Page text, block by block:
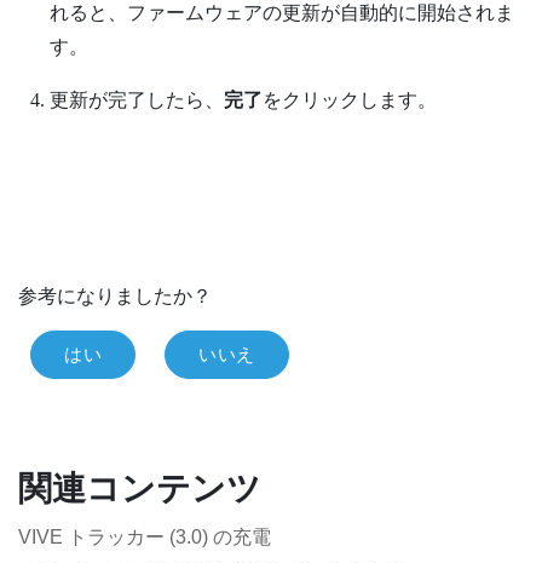
れると、ファームウェアの更新が自動的に開始されま
す。
更新が完了したら、 完了をクリックします。
参考になりましたか？
はい いいえ
関連コンテンツ
VIVE トラッカー (3.0) の充電